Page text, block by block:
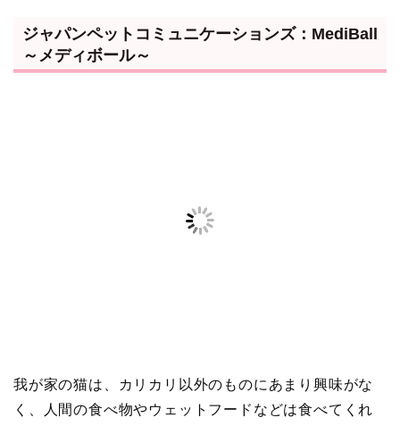
ジャパンペットコミュニケーションズ：MediBall
～メディボール～
我が家の猫は、カリカリ以外のものにあまり興味がな
く、人間の食べ物やウェットフードなどは食べてくれ